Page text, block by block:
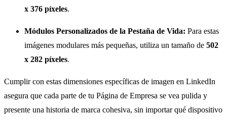
x 376 píxeles.
Módulos Personalizados de la Pestaña de Vida: Para estas
imágenes modulares más pequeñas, utiliza un tamaño de 502
x 282 píxeles.
Cumplir con estas dimensiones específicas de imagen en LinkedIn
asegura que cada parte de tu Página de Empresa se vea pulida y
presente una historia de marca cohesiva, sin importar qué dispositivo